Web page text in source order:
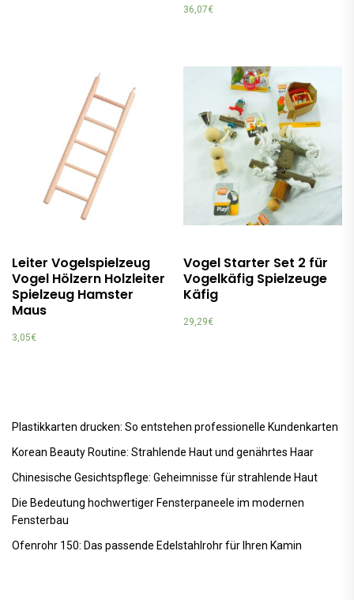
36,07€
Leiter Vogelspielzeug
Vogel Hölzern Holzleiter
Spielzeug Hamster
Maus
3,05€
Vogel Starter Set 2 für
Vogelkäfig Spielzeuge
Käfig
29,29€
Plastikkarten drucken: So entstehen professionelle Kundenkarten
Korean Beauty Routine: Strahlende Haut und genährtes Haar
Chinesische Gesichtspflege: Geheimnisse für strahlende Haut
Die Bedeutung hochwertiger Fensterpaneele im modernen
Fensterbau
Ofenrohr 150: Das passende Edelstahlrohr für Ihren Kamin